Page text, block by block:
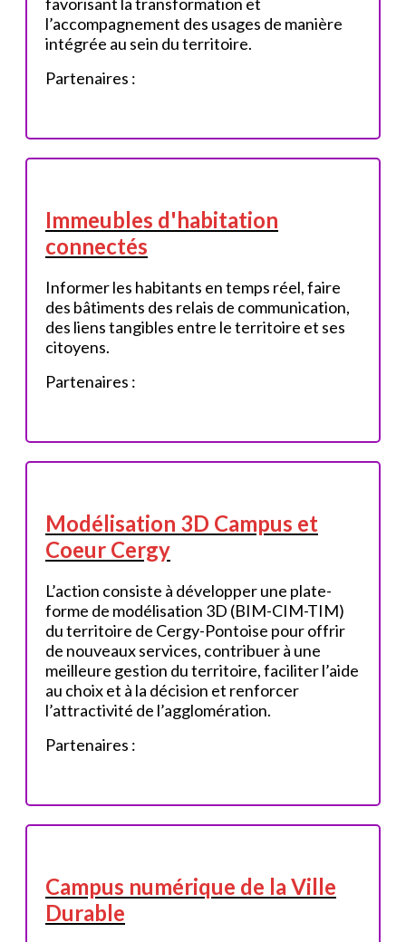
l’accompagnement des usages de manière
intégrée au sein du territoire.
Partenaires :
Immeubles d'habitation
connectés
Informer les habitants en temps réel, faire
des bâtiments des relais de communication,
des liens tangibles entre le territoire et ses
citoyens.
Partenaires :
Modélisation 3D Campus et
Coeur Cergy
L’action consiste à développer une plate-
forme de modélisation 3D (BIM-CIM-TIM)
du territoire de Cergy-Pontoise pour offrir
de nouveaux services, contribuer à une
meilleure gestion du territoire, faciliter l’aide
au choix et à la décision et renforcer
l’attractivité de l’agglomération.
Partenaires :
Campus numérique de la Ville
Durable